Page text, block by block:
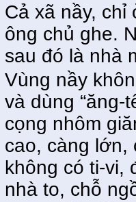
Cả xã nầy, chỉ
ông chủ ghe.
sau đó là nhà
Vùng nầy
và dùng “ăng-
cọng nhôm
cao, càng lớn,
không có ti-vi,
nhà to, chỗ